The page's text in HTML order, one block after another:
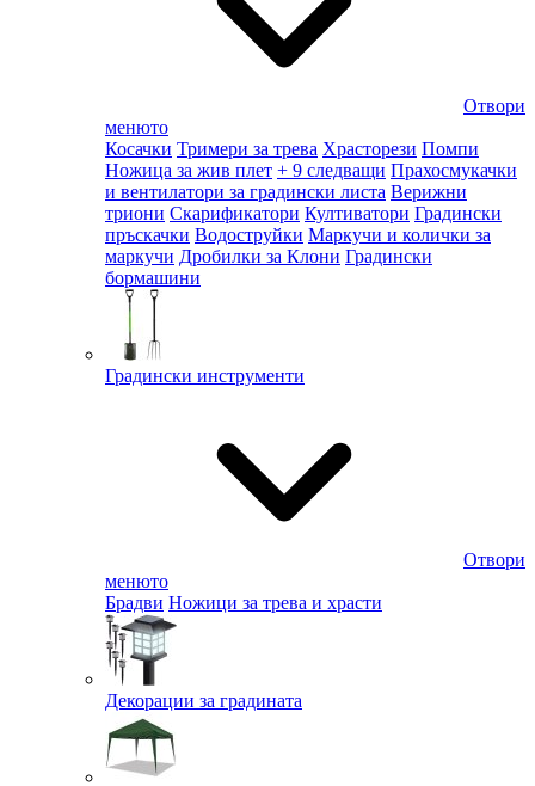
Отвори
менюто
Косачки Тримери за трева Храсторези Помпи
Ножица за жив плет + 9 следващи Прахосмукачки
и вентилатори за градински листа Верижни
триони Скарификатори Култиватори Градински
пръскачки Водоструйки Маркучи и колички за
маркучи Дробилки за Клони Градински
бормашини
Градински инструменти
Отвори
менюто
Брадви Ножици за трева и храсти
Декорации за градината